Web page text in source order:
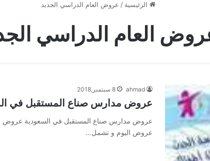
الرئيسية / عروض العام الدراسي الجديد
العام الدراسي
ahmad 8 سبتمبر,2018
عروض مدارس صناع المستقبل في
عروض مدارس صناع المستقبل في السعودية عروض
عروض اليوم و تشمل…